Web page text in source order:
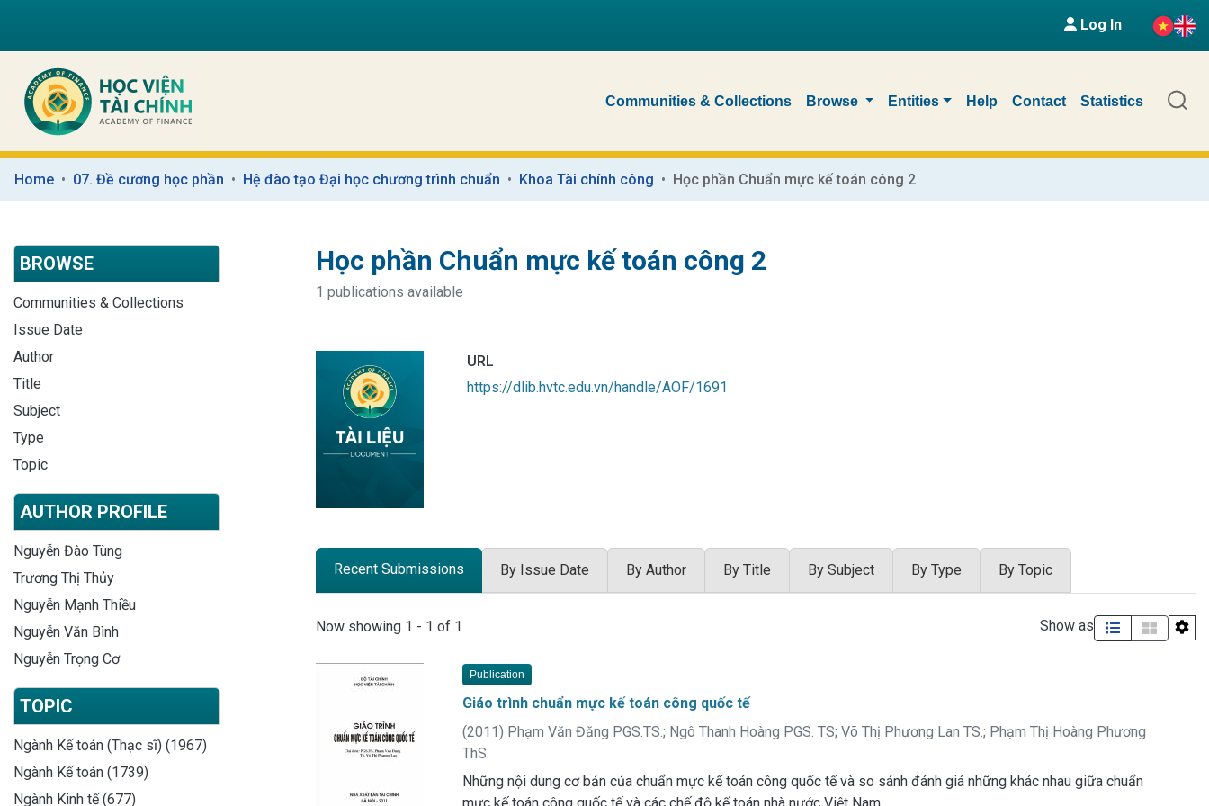
Log In
Communities & Collections Browse Entities Help Contact Statistics
Home 07. Đề cương học phần Hệ đào tạo Đại học chương trình chuẩn Khoa Tài chính công Học phần Chuẩn mực kế toán công 2
BROWSE
Communities & Collections
Issue Date
Author
Title
Subject
Type
Topic
AUTHOR PROFILE
Nguyễn Đào Tùng
Trương Thị Thủy
Nguyễn Mạnh Thiều
Nguyễn Văn Bình
Nguyễn Trọng Cơ
TOPIC
Ngành Kế toán (Thạc sĩ) (1967)
Ngành Kế toán (1739)
Ngành Kinh tế (677)
Học phần Chuẩn mực kế toán công 2
1 publications available
URL
https://dlib.hvtc.edu.vn/handle/AOF/1691
Recent Submissions By Issue Date By Author By Title By Subject By Type By Topic
Recent Submissions
Now showing 1 - 1 of 1 Show as
Publication
Giáo trình chuẩn mực kế toán công quốc tế
(2011) Phạm Văn Đăng PGS.TS. ; Ngô Thanh Hoàng PGS. TS; Võ Thị Phương Lan TS. ; Phạm Thị Hoàng Phương
ThS.
Những nội dung cơ bản của chuẩn mực kế toán công quốc tế và so sánh đánh giá những khác nhau giữa chuẩn